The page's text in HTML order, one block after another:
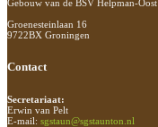
Gebouw van de BSV Helpman-Oost
Groenesteinlaan 16
9722BX Groningen
Contact
Secretariaat:
Erwin van Pelt
E-mail: sgstaun@sgstaunton.nl